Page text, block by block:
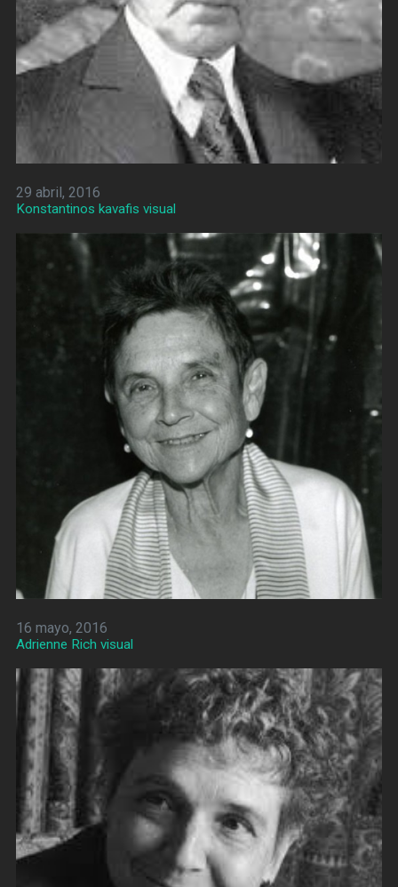
29 abril, 2016
Konstantinos kavafis visual
16 mayo, 2016
Adrienne Rich visual